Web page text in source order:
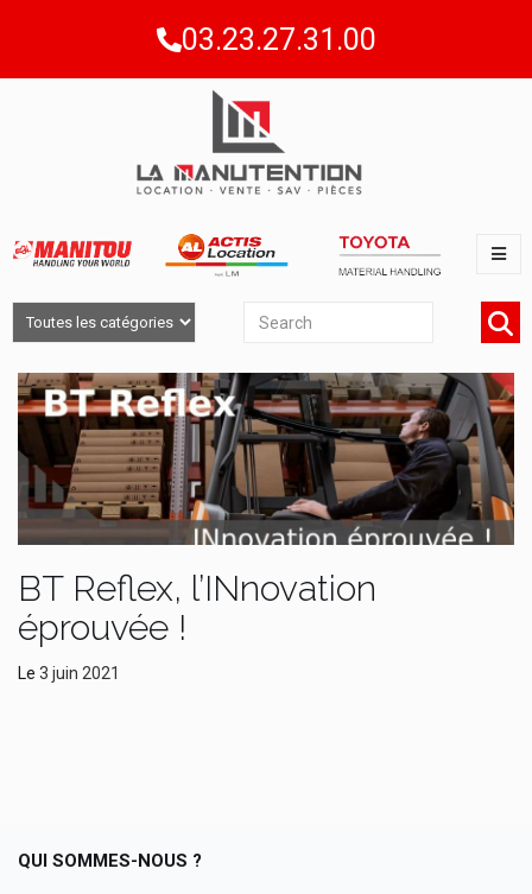
03.23.27.31.00
BT Reflex, l’INnovation
éprouvée !
Le 3 juin 2021
QUI SOMMES-NOUS ?